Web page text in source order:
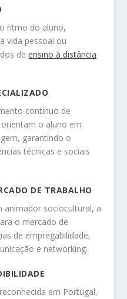
ritmo do aluno,
vida pessoal ou
deensino à distância
contínuo de
o aluno em
garantindo o
técnicas e sociais
DE TRABALHO
animador sociocultural, a
o mercado de
de empregabilidade,
e networking.
em Portugal,